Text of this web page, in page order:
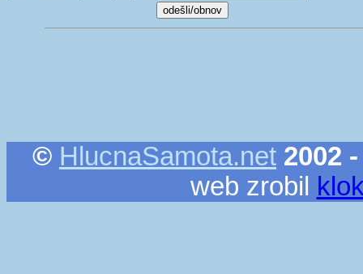
© HlucnaSamota.net 2002
web zrobil